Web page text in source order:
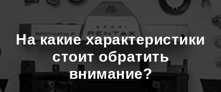
На какие характеристики
стоит обратить
внимание?